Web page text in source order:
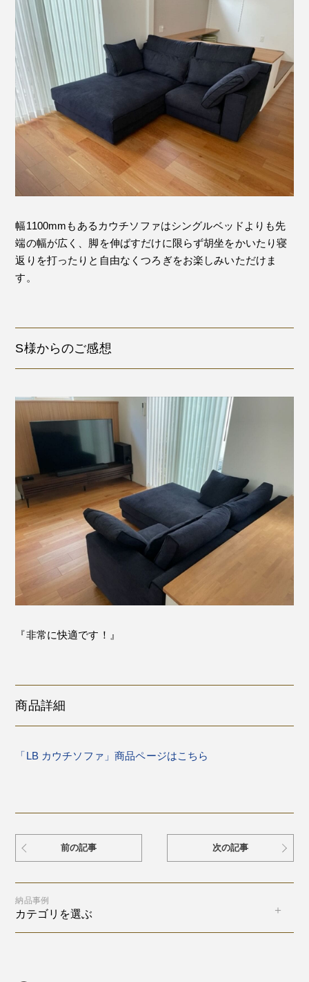
幅1100mmもあるカウチソファはシングルベッドよりも先
端の幅が広く、脚を伸ばすだけに限らず胡坐をかいたり寝
返りを打ったりと自由なくつろぎをお楽しみいただけま
す。
S様からのご感想
『非常に快適です！』
商品詳細
「LB カウチソファ」商品ページはこちら
前の記事 次の記事
納品事例
カテゴリを選ぶ